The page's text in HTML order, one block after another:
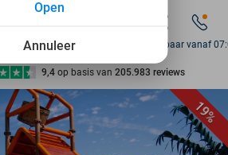
10+ miljoen leden
9,4 op basis van 205.983 reviews
Ontdek 15.000+ deals
7 dagen per week beschikbaar
10+ miljoen leden
Bereikbaar vanaf
19%
Annuleer
Open